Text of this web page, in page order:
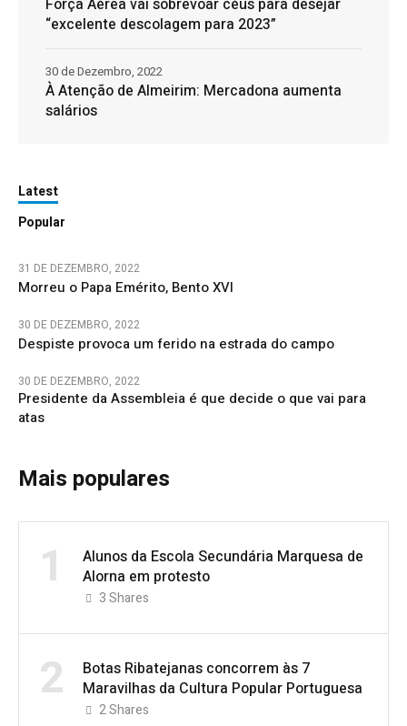
Força Aérea vai sobrevoar céus para desejar
“excelente descolagem para 2023”
À Atenção de Almeirim: Mercadona aumenta
salários
30 de Dezembro, 2022
Latest
Popular
31 DE DEZEMBRO, 2022
Morreu o Papa Emérito, Bento XVI
30 DE DEZEMBRO, 2022
Despiste provoca um ferido na estrada do campo
30 DE DEZEMBRO, 2022
Presidente da Assembleia é que decide o que vai para
atas
Mais populares
1
Alunos da Escola Secundária Marquesa de
Alorna em protesto
3Shares
2
Botas Ribatejanas concorrem às 7
Maravilhas da Cultura Popular Portuguesa
2Shares